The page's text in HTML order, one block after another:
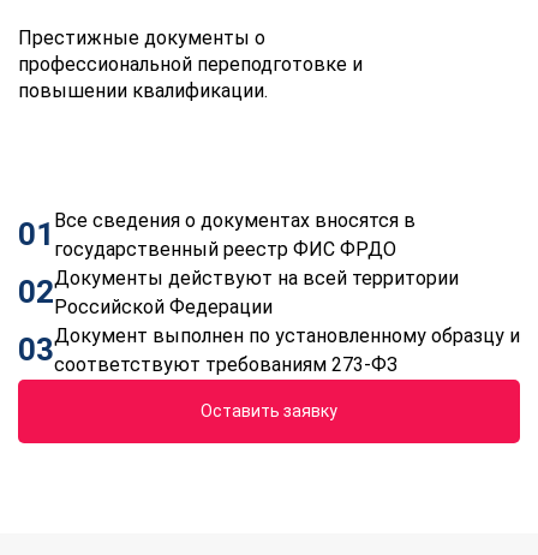
Престижные документы о
профессиональной переподготовке и
повышении квалификации.
01 Все сведения о документах вносятся в
государственный реестр ФИС ФРДО
02Документы действуют на всей территории
Российской Федерации
03Документ выполнен по установленному образцу и
соответствуют требованиям 273-ФЗ
Оставить заявку